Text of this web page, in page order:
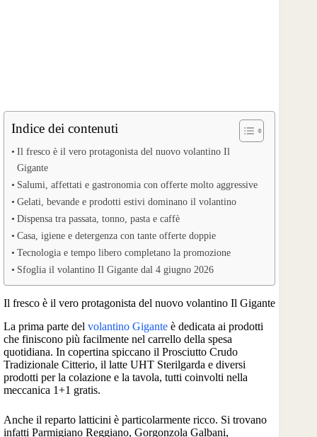
Indice dei contenuti
Il fresco è il vero protagonista del nuovo volantino Il
Gigante
Salumi, affettati e gastronomia con offerte molto aggressive
Gelati, bevande e prodotti estivi dominano il volantino
Dispensa tra passata, tonno, pasta e caffè
Casa, igiene e detergenza con tante offerte doppie
Tecnologia e tempo libero completano la promozione
Sfoglia il volantino Il Gigante dal 4 giugno 2026
Il fresco è il vero protagonista del nuovo volantino Il Gigante
La prima parte del volantino Gigante è dedicata ai prodotti
che finiscono più facilmente nel carrello della spesa
quotidiana. In copertina spiccano il Prosciutto Crudo
Tradizionale Citterio, il latte UHT Sterilgarda e diversi
prodotti per la colazione e la tavola, tutti coinvolti nella
meccanica 1+1 gratis.
Anche il reparto latticini è particolarmente ricco. Si trovano
infatti Parmigiano Reggiano, Gorgonzola Galbani,